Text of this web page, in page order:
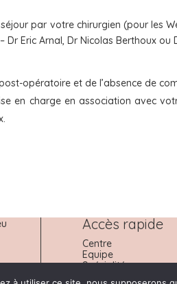
par votre chirurgien (pour les
Dr Eric Arnal, Dr Nicolas Berthoux ou
opératoire et de l’absence de
en charge en association avec
Accès rapide
Centre
Equipe
Spécialités